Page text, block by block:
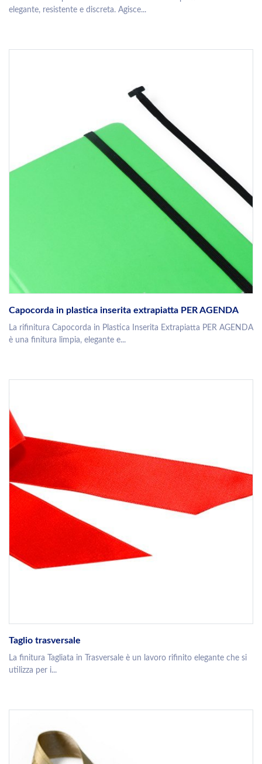
elegante, resistente e discreta. Agisce...
Capocorda in plastica inserita extrapiatta PER AGENDA
La rifinitura Capocorda in Plastica Inserita Extrapiatta PER AGENDA
è una finitura limpia, elegante e...
Taglio trasversale
La finitura Tagliata in Trasversale è un lavoro rifinito elegante che si
utilizza per i...